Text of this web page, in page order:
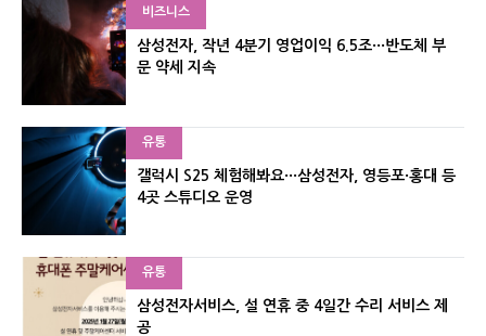
비즈니스
삼성전자, 작년 4분기 영업이익 6.5조···반도체 부
문 약세 지속
유통
갤럭시 S25 체험해봐요···삼성전자, 영등포·홍대 등
4곳 스튜디오 운영
유통
삼성전자서비스, 설 연휴 중 4일간 수리 서비스 제
공